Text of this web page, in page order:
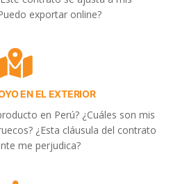
exportar online?
EN EL EXTERIOR
en Perú? ¿Cuáles son mis
¿Esta cláusula del contrato
me perjudica?